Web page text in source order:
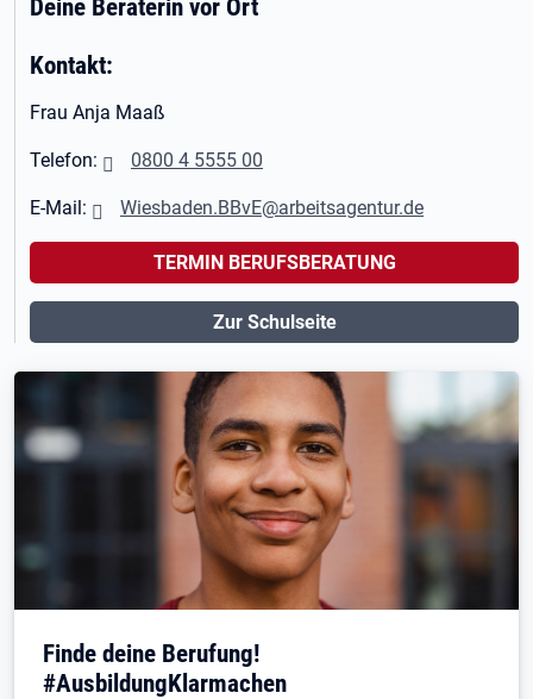
Deine Beraterin vor Ort
Kontakt:
Frau Anja Maaß
Telefon: 0800 4 5555 00
E-Mail: Wiesbaden.BBvE@arbeitsagentur.de
TERMIN BERUFSBERATUNG
Zur Schulseite
Finde deine Berufung!
#AusbildungKlarmachen